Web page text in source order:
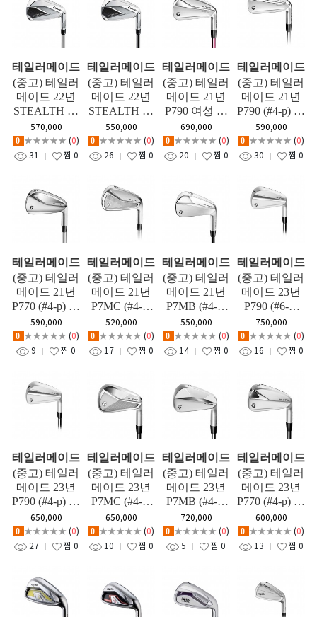
테일러메이드
(중고) 테일러
메이드 22년
STEALTH 여
성 아이언세
트
570,000
0 ★★★★★ (0)
31
찜 0
테일러메이드
(중고) 테일러
메이드 22년
STEALTH 아
이언세트
550,000
0 ★★★★★ (0)
26
찜 0
테일러메이드
(중고) 테일러
메이드 21년
P790 여성 아
이언세트
690,000
0 ★★★★★ (0)
20
찜 0
테일러메이드
(중고) 테일러
메이드 21년
P790 (#4-p) 아
이언세트
590,000
0 ★★★★★ (0)
30
찜 0
테일러메이드
(중고) 테일러
메이드 21년
P770 (#4-p) 아
이언세트
590,000
0 ★★★★★ (0)
9
찜 0
테일러메이드
(중고) 테일러
메이드 21년
P7MC (#4-p)
아이언세트
520,000
0 ★★★★★ (0)
17
찜 0
테일러메이드
(중고) 테일러
메이드 21년
P7MB (#4-p)
아이언세트
550,000
0 ★★★★★ (0)
14
찜 0
테일러메이드
(중고) 테일러
메이드 23년
P790 (#6-S)
여성 아이언
세트
750,000
0 ★★★★★ (0)
16
찜 0
테일러메이드
(중고) 테일러
메이드 23년
P790 (#4-p) 아
이언세트
650,000
0 ★★★★★ (0)
27
찜 0
테일러메이드
(중고) 테일러
메이드 23년
P7MC (#4-p)
아이언세트
650,000
0 ★★★★★ (0)
10
찜 0
테일러메이드
(중고) 테일러
메이드 23년
P7MB (#4-p)
아이언세트
720,000
0 ★★★★★ (0)
5
찜 0
테일러메이드
(중고) 테일러
메이드 23년
P770 (#4-p) 아
이언세트
600,000
0 ★★★★★ (0)
13
찜 0